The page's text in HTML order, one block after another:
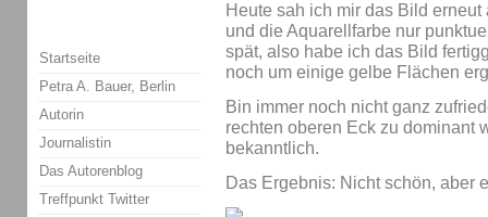
Heute sah ich mir das Bild
und die Aquarellfarbe nur
spät, also habe ich das Bild
noch um einige gelbe Flächen
Bin immer noch nicht ganz
rechten oberen Eck zu dominant
bekanntlich.
Das Ergebnis: Nicht schön, aber
Startseite
Petra A. Bauer, Berlin
Autorin
Journalistin
Das Autorenblog
Treffpunkt Twitter